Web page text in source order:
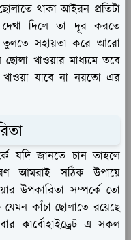
থাকা আইরন প্রতিটা
দেখা দিলে তা দূর করতে
তুলতে সহায়তা করে আরো
ছোলা খাওয়ার মাধ্যমে তবে
খাওয়া যাবে না নয়তো এর
যদি জানতে চান তাহলে
আমরাই সঠিক উপায়ে
উপকারিতা সম্পর্কে তো
কাঁচা ছোলাতে রয়েছে
কার্বোহাইড্রেট এ সকল